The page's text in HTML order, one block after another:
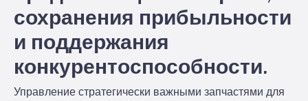
сохранения прибыльности
и поддержания
конкурентоспособности.
Управление стратегически важными запчастями для